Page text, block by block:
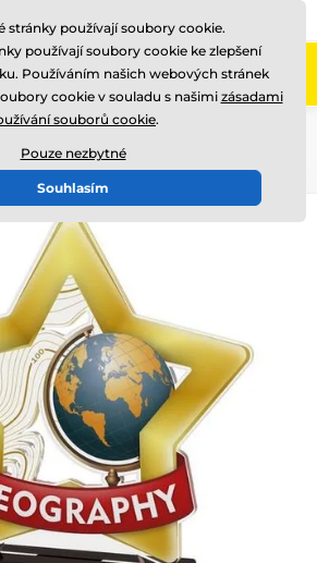
stránky používají soubory cookie.
používají soubory cookie ke zlepšení
Používáním našich webových stránek
cookie v souladu s našimi zásadami
souborů cookie.
Pouze nezbytné
Souhlasím